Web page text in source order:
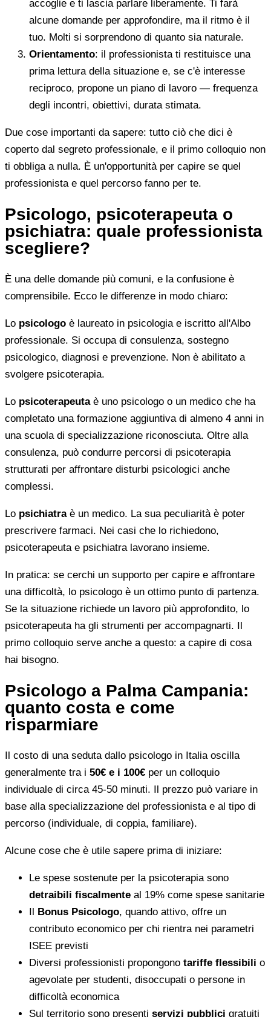
accoglie e ti lascia parlare liberamente. Ti farà
alcune domande per approfondire, ma il ritmo è il
tuo. Molti si sorprendono di quanto sia naturale.
Orientamento: il professionista ti restituisce una
prima lettura della situazione e, se c'è interesse
reciproco, propone un piano di lavoro — frequenza
degli incontri, obiettivi, durata stimata.
Due cose importanti da sapere: tutto ciò che dici è
coperto dal segreto professionale, e il primo colloquio non
ti obbliga a nulla. È un'opportunità per capire se quel
professionista e quel percorso fanno per te.
Psicologo, psicoterapeuta o
psichiatra: quale professionista
scegliere?
È una delle domande più comuni, e la confusione è
comprensibile. Ecco le differenze in modo chiaro:
Lo psicologo è laureato in psicologia e iscritto all'Albo
professionale. Si occupa di consulenza, sostegno
psicologico, diagnosi e prevenzione. Non è abilitato a
svolgere psicoterapia.
Lo psicoterapeutaè uno psicologo o un medico che ha
completato una formazione aggiuntiva di almeno 4 anni in
una scuola di specializzazione riconosciuta. Oltre alla
consulenza, può condurre percorsi di psicoterapia
strutturati per affrontare disturbi psicologici anche
complessi.
Lo psichiatraè un medico. La sua peculiarità è poter
prescrivere farmaci. Nei casi che lo richiedono,
psicoterapeuta e psichiatra lavorano insieme.
In pratica: se cerchi un supporto per capire e affrontare
una difficoltà, lo psicologo è un ottimo punto di partenza.
Se la situazione richiede un lavoro più approfondito, lo
psicoterapeuta ha gli strumenti per accompagnarti. Il
primo colloquio serve anche a questo: a capire di cosa
hai bisogno.
Psicologo a Palma Campania:
quanto costa e come
risparmiare
Il costo di una seduta dallo psicologo in Italia oscilla
generalmente tra i 50€ e i 100€ per un colloquio
individuale di circa 45-50 minuti. Il prezzo può variare in
base alla specializzazione del professionista e al tipo di
percorso (individuale, di coppia, familiare).
Alcune cose che è utile sapere prima di iniziare:
Le spese sostenute per la psicoterapia sono
detraibili fiscalmente al 19% come spese sanitarie
Il Bonus Psicologo, quando attivo, offre un
contributo economico per chi rientra nei parametri
ISEE previsti
Diversi professionisti propongono tariffe flessibili o
agevolate per studenti, disoccupati o persone in
difficoltà economica
Sul territorio sono presenti servizi pubblici gratuiti